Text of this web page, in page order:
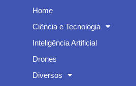
Home
Ciência e Tecnologia
Inteligência Artificial
Drones
Diversos